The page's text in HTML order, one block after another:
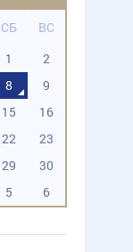
СБ
ВС
1
2
8
9
15
16
22
23
29
30
5 6